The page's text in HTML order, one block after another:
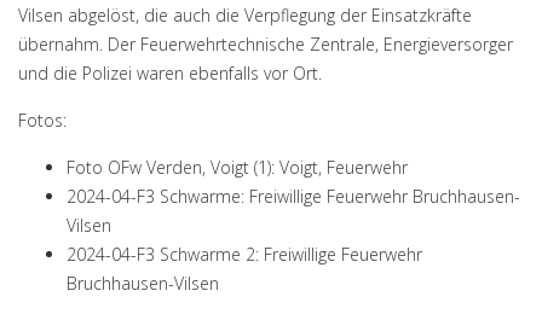
Vilsen abgelöst, die auch die Verpflegung der Einsatzkräfte
übernahm. Der Feuerwehrtechnische Zentrale, Energieversorger
und die Polizei waren ebenfalls vor Ort.
Fotos:
Foto OFw Verden, Voigt (1): Voigt, Feuerwehr
2024-04-F3 Schwarme: Freiwillige Feuerwehr Bruchhausen-
Vilsen
2024-04-F3 Schwarme 2: Freiwillige Feuerwehr
Bruchhausen-Vilsen